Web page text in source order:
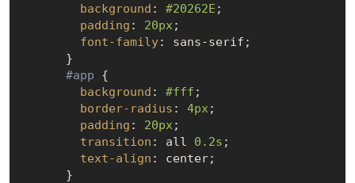
background : #20262E ;
padding : 20px ;
font-family: sans-serif;
#app {
background : #fff ;
border-radius : 4px ;
padding : 20px ;
transition : all 0.2s ;
text-align : center;